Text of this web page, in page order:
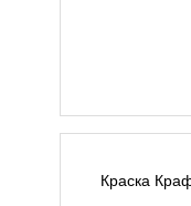
Краска